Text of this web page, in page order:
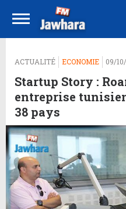
ACTUALITÉ ECONOMIE 09/
Startup Story :
entreprise
38 pays